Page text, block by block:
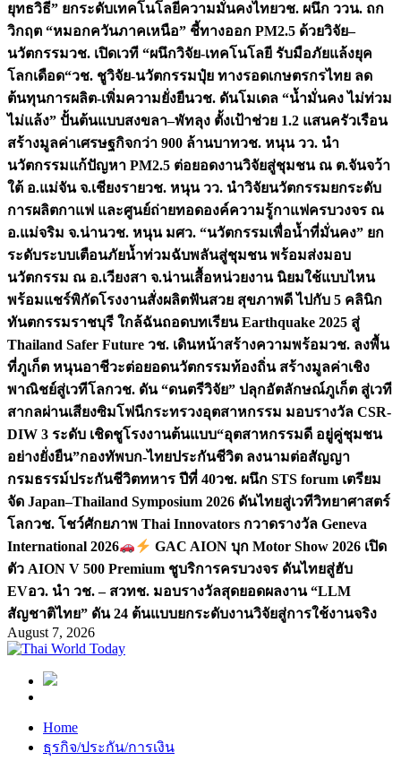
ยุทธวิธี” ยกระดับเทคโนโลยีความมั่นคงไทยวช. ผนึก ววน. ถก
วิกฤต “หมอกควันภาคเหนือ” ชี้ทางออก PM2.5 ด้วยวิจัย–
นวัตกรรมวช. เปิดเวที “ผนึกวิจัย-เทคโนโลยี รับมือภัยแล้งยุค
โลกเดือด“วช. ชูวิจัย-นวัตกรรมปุ๋ย ทางรอดเกษตรกรไทย ลด
ต้นทุนการผลิต-เพิ่มความยั่งยืนวช. ดันโมเดล “น้ำมั่นคง ไม่ท่วม
ไม่แล้ง” ปั้นต้นแบบสงขลา–พัทลุง ตั้งเป้าช่วย 1.2 แสนครัวเรือน
สร้างมูลค่าเศรษฐกิจกว่า 900 ล้านบาทวช. หนุน วว. นำ
นวัตกรรมแก้ปัญหา PM2.5 ต่อยอดงานวิจัยสู่ชุมชน ณ ต.จันจว้า
ใต้ อ.แม่จัน จ.เชียงรายวช. หนุน วว. นำวิจัยนวัตกรรมยกระดับ
การผลิตกาแฟ และศูนย์ถ่ายทอดองค์ความรู้กาแฟครบวงจร ณ
อ.แม่จริม จ.น่านวช. หนุน มศว. “นวัตกรรมเพื่อน้ำที่มั่นคง” ยก
ระดับระบบเตือนภัยน้ำท่วมฉับพลันสู่ชุมชน พร้อมส่งมอบ
นวัตกรรม ณ อ.เวียงสา จ.น่านเสื้อหน่วยงาน นิยมใช้แบบไหน
พร้อมแชร์พิกัดโรงงานสั่งผลิตฟันสวย สุขภาพดี ไปกับ 5 คลินิก
ทันตกรรมราชบุรี ใกล้ฉันถอดบทเรียน Earthquake 2025 สู่
Thailand Safer Future วช. เดินหน้าสร้างความพร้อมวช. ลงพื้น
ที่ภูเก็ต หนุนอาชีวะต่อยอดนวัตกรรมท้องถิ่น สร้างมูลค่าเชิง
พาณิชย์สู่เวทีโลกวช. ดัน “ดนตรีวิจัย” ปลุกอัตลักษณ์ภูเก็ต สู่เวที
สากลผ่านเสียงซิมโฟนีกระทรวงอุตสาหกรรม มอบรางวัล CSR-
DIW 3 ระดับ เชิดชูโรงงานต้นแบบ“อุตสาหกรรมดี อยู่คู่ชุมชน
อย่างยั่งยืน”กองทัพบก-ไทยประกันชีวิต ลงนามต่อสัญญา
กรมธรรม์ประกันชีวิตทหาร ปีที่ 40วช. ผนึก STS forum เตรียม
จัด Japan–Thailand Symposium 2026 ดันไทยสู่เวทีวิทยาศาสตร์
โลกวช. โชว์ศักยภาพ Thai Innovators กวาดรางวัล Geneva
International 2026
GAC AION บุก Motor Show 2026 เปิด
ตัว AION V 500 Premium ชูบริการครบวงจร ดันไทยสู่ฮับ
EVอว. นำ วช. – สวทช. มอบรางวัลสุดยอดผลงาน “LLM
สัญชาติไทย” ดัน 24 ต้นแบบยกระดับงานวิจัยสู่การใช้งานจริง
August 7, 2026
Home
ธุรกิจ/ประกัน/การเงิน